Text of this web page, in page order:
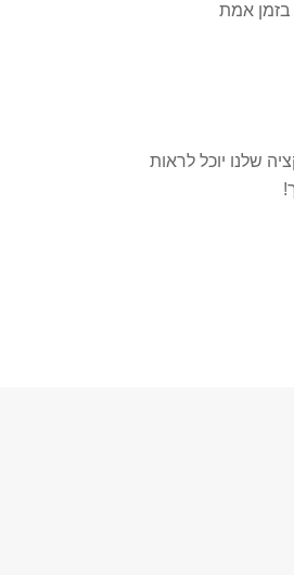
בזמן אמת
שלנו יוכל לראות